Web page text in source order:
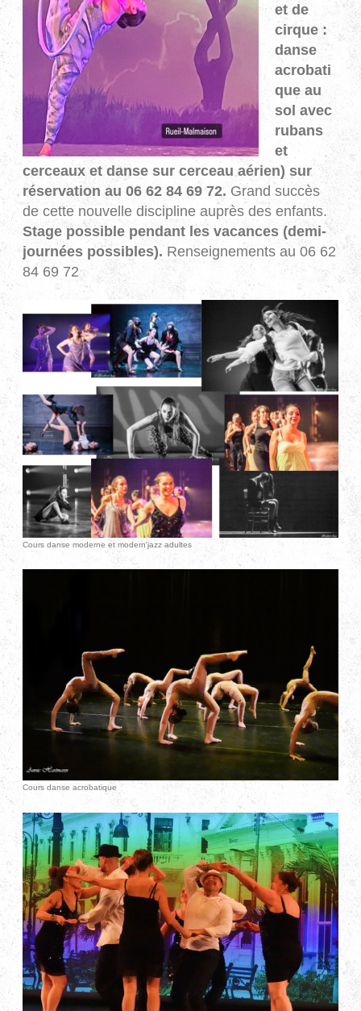
et de
cirque :
danse
acrobati
que au
sol avec
rubans
et
cerceaux et danse sur cerceau aérien) sur
réservation au 06 62 84 69 72. Grand succès
de cette nouvelle discipline auprès des enfants.
Stage possible pendant les vacances (demi-
journées possibles). Renseignements au 06 62
84 69 72
Cours danse moderne et modern'jazz adultes
Cours danse acrobatique